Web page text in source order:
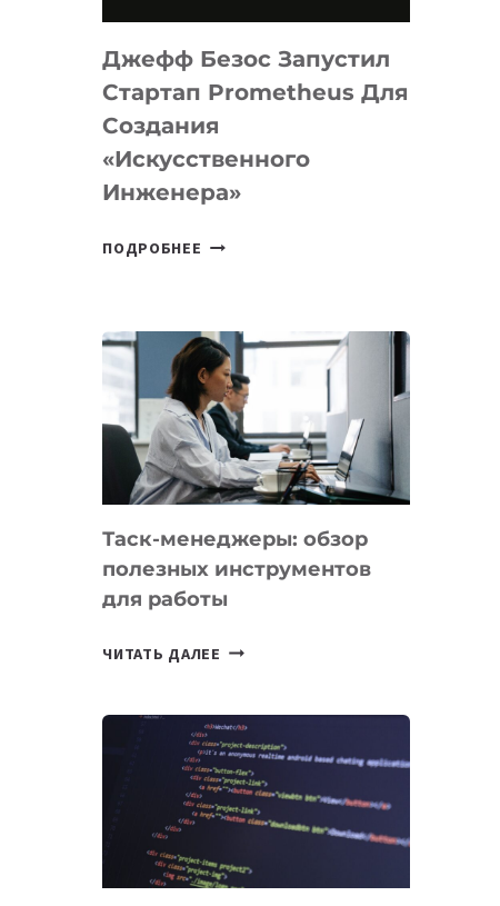
И
LINUX
Джефф Безос Запустил
Стартап Prometheus Для
Создания
«искусственного
Инженера»
ПОДРОБНЕЕ ДЖЕФФ
PROMETHEUS
ДЛЯ
СОЗДАНИЯ
«ИСКУССТВЕННОГО
ИНЖЕНЕРА»
Таск-менеджеры: обзор
полезных инструментов
для работы
ЧИТАТЬ ДАЛЕЕ ТАСК-
ПОЛЕЗНЫХ
ИНСТРУМЕНТОВ
ДЛЯ
РАБОТЫ